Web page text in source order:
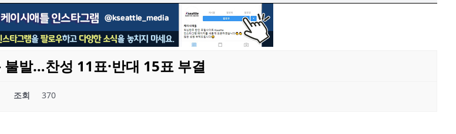
발…찬성 11표·반대 15표 부결
조회 370